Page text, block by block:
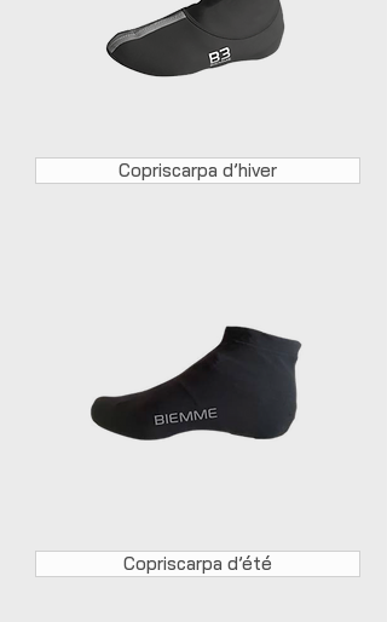
Copriscarpa d’hiver
Copriscarpa d’été